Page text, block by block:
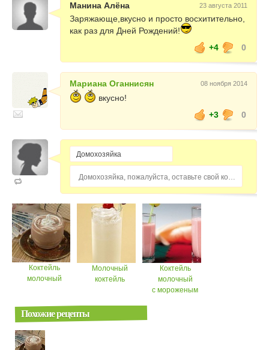
Манина Алёна 23 августа 2011
Заряжающе,вкусно и просто восхитительно,
как раз для Дней Рождений!
+4
0
Мариана Оганнисян 08 ноября 2014
вкусно!
+3
0
Домохозяйка, пожалуйста, оставьте свой комментарий...
Коктейль
молочный
Молочный
коктейль
Коктейль
молочный
с мороженым
Похожие рецепты